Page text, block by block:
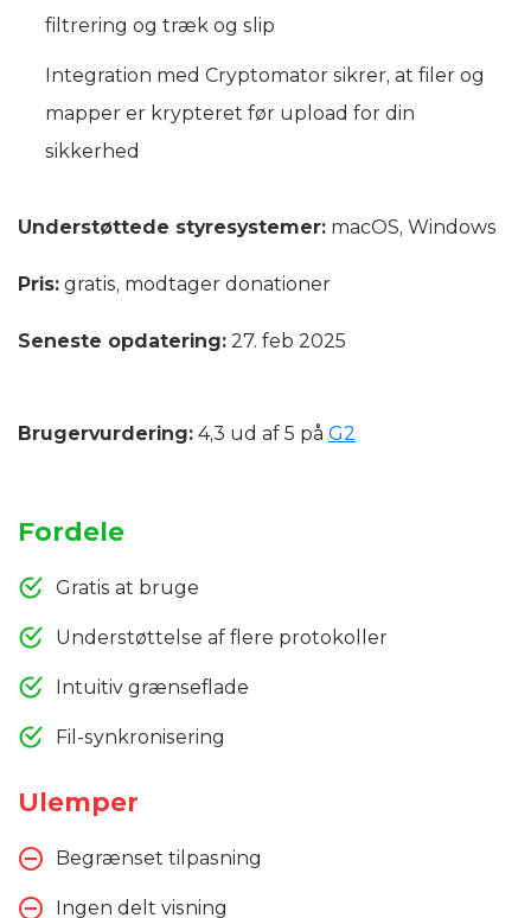
filtrering og træk og slip
Integration med Cryptomator sikrer, at filer og
mapper er krypteret før upload for din
sikkerhed
Understøttede styresystemer: macOS, Windows
Pris: gratis, modtager donationer
Seneste opdatering: 27. feb 2025
Brugervurdering: 4,3 ud af 5 på G2
Fordele
Gratis at bruge
Understøttelse af flere protokoller
Intuitiv grænseflade
Fil-synkronisering
Ulemper
Begrænset tilpasning
Ingen delt visning